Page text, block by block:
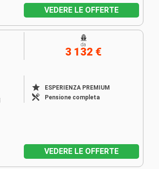
VEDERE LE OFFERTE
ESPERIENZA PREMIUM
Pensione completa
da
3 132 €
VEDERE LE OFFERTE